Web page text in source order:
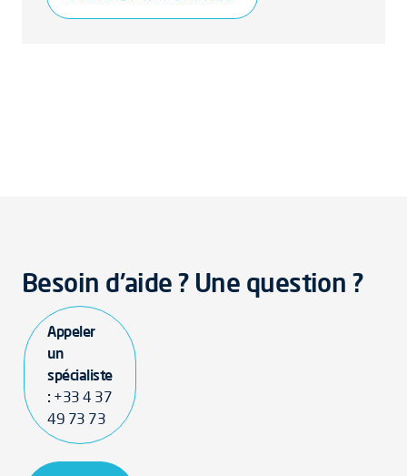
Besoin d'aide ? Une question ?
Appeler
un
spécialiste
: +33 4 37
49 73 73